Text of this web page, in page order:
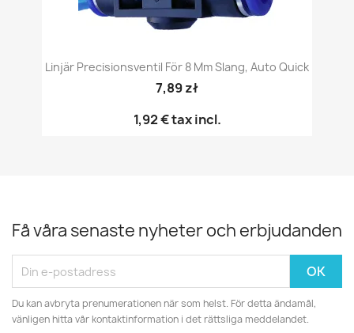
Linjär Precisionsventil För 8 Mm Slang, Auto Quick
7,89 zł
1,92 €tax incl.
Få våra senaste nyheter och erbjudanden
Du kan avbryta prenumerationen när som helst. För detta ändamål,
vänligen hitta vår kontaktinformation i det rättsliga meddelandet.